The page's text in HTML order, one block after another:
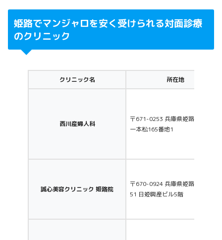
マンジャロ5.0mg 44,555円〜
マンジャロ7.5mg
姫路でマンジャロを安く受けられる対面診療
のクリニック
クリニック名 所在地
西川産婦人科
〒671-0253 兵庫県姫路市花田町
一本松165番地1
誠心美容クリニック 姫路院
〒670-0924 兵庫県姫路市紺屋町
51 日姫興産ビル5階